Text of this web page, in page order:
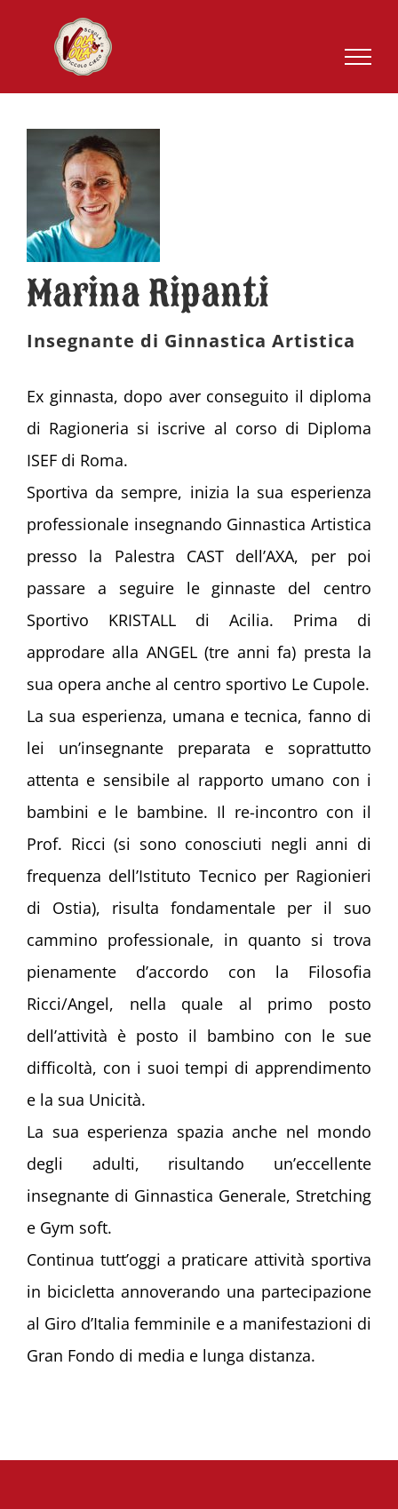
contenuto
Marina Ripanti
Insegnante di Ginnastica Artistica
Ex ginnasta, dopo aver conseguito il diploma
di Ragioneria si iscrive al corso di Diploma
ISEF di Roma.
Sportiva da sempre, inizia la sua esperienza
professionale insegnando Ginnastica Artistica
presso la Palestra CAST dell’AXA, per poi
passare a seguire le ginnaste del centro
Sportivo KRISTALL di Acilia. Prima di
approdare alla ANGEL (tre anni fa) presta la
sua opera anche al centro sportivo Le Cupole.
La sua esperienza, umana e tecnica, fanno di
lei un’insegnante preparata e soprattutto
attenta e sensibile al rapporto umano con i
bambini e le bambine. Il re-incontro con il
Prof. Ricci (si sono conosciuti negli anni di
frequenza dell’Istituto Tecnico per Ragionieri
di Ostia), risulta fondamentale per il suo
cammino professionale, in quanto si trova
pienamente d’accordo con la Filosofia
Ricci/Angel, nella quale al primo posto
dell’attività è posto il bambino con le sue
difficoltà, con i suoi tempi di apprendimento
e la sua Unicità.
La sua esperienza spazia anche nel mondo
degli adulti, risultando un’eccellente
insegnante di Ginnastica Generale, Stretching
e Gym soft.
Continua tutt’oggi a praticare attività sportiva
in bicicletta annoverando una partecipazione
al Giro d’Italia femminile e a manifestazioni di
Gran Fondo di media e lunga distanza.